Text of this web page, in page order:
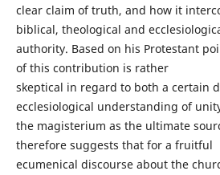
clear claim of truth, and how it
biblical, theological and
authority. Based on his Protestant
of this contribution is rather
skeptical in regard to both a certain
ecclesiological understanding of
the magisterium as the ultimate
therefore suggests that for a fruitful
ecumenical discourse about the